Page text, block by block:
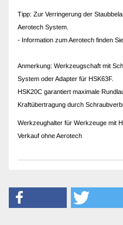
Tipp: Zur Verringerung der
Aerotech System.
- Information zum Aerotech finden
Anmerkung: Werkzeugschaft mit
System oder Adapter für HSK63F.
HSK20C garantiert maximale
Kraftübertragung durch
Werkzeughalter für Werkzeuge mit
Verkauf ohne Aerotech